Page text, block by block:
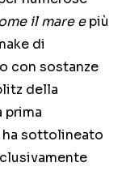
il mare epiù
di
con sostanze
della
prima
sottolineato